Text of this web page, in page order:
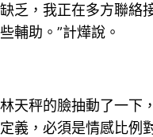
乏，我正在多方聯絡
輔助。”計燁說。
秤的臉抽動了一下
定義，必須是情感比例